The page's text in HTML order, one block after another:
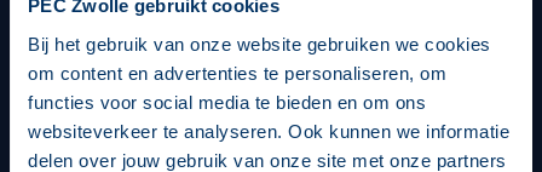
PEC Zwolle gebruikt cookies
Bij het gebruik van onze website gebruiken we cookies
om content en advertenties te personaliseren, om
functies voor social media te bieden en om ons
websiteverkeer te analyseren. Ook kunnen we informatie
delen over jouw gebruik van onze site met onze partners